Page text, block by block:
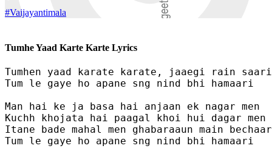
#Vaijayantimala
Tumhe Yaad Karte Karte Lyrics
Tumhen yaad karate karate, jaaegi rain saari
Tum le gaye ho apane sng nind bhi hamaari
Man hai ke ja basa hai anjaan ek nagar men
Kuchh khojata hai paagal khoi hui dagar men
Itane bade mahal men ghabaraaun main
Tum le gaye ho apane sng nind bhi hamaari